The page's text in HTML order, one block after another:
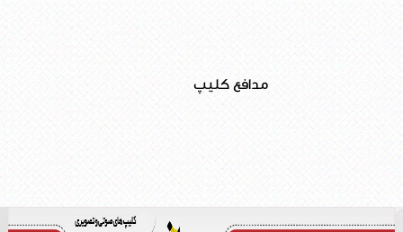
مدافع کلیپ